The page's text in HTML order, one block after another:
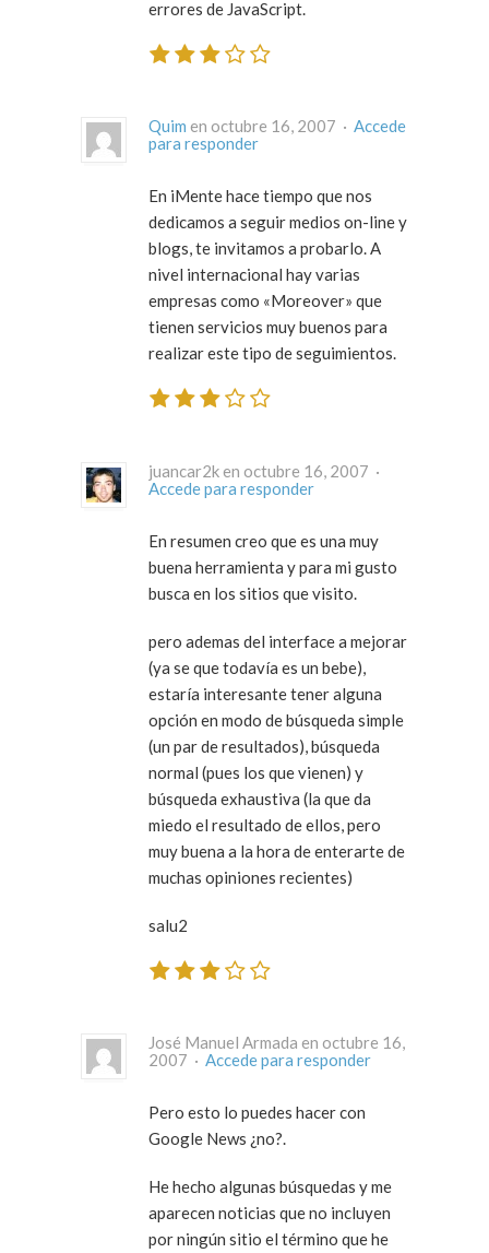
errores de JavaScript.
Quim en octubre 16, 2007 · Accede
para responder
En iMente hace tiempo que nos
dedicamos a seguir medios on-line y
blogs, te invitamos a probarlo. A
nivel internacional hay varias
empresas como «Moreover» que
tienen servicios muy buenos para
realizar este tipo de seguimientos.
juancar2k en octubre 16, 2007 ·
Accede para responder
En resumen creo que es una muy
buena herramienta y para mi gusto
busca en los sitios que visito.
pero ademas del interface a mejorar
(ya se que todavía es un bebe),
estaría interesante tener alguna
opción en modo de búsqueda simple
(un par de resultados), búsqueda
normal (pues los que vienen) y
búsqueda exhaustiva (la que da
miedo el resultado de ellos, pero
muy buena a la hora de enterarte de
muchas opiniones recientes)
salu2
José Manuel Armada en octubre 16,
2007 · Accede para responder
Pero esto lo puedes hacer con
Google News ¿no?.
He hecho algunas búsquedas y me
aparecen noticias que no incluyen
por ningún sitio el término que he